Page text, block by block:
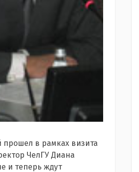
прошел в рамках визита
ЧелГУ Диана
и теперь ждут